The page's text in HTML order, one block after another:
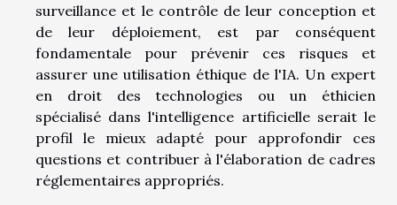
surveillance et le contrôle de leur conception et
de leur déploiement, est par conséquent
fondamentale pour prévenir ces risques et
assurer une utilisation éthique de l'IA. Un expert
en droit des technologies ou un éthicien
spécialisé dans l'intelligence artificielle serait le
profil le mieux adapté pour approfondir ces
questions et contribuer à l'élaboration de cadres
réglementaires appropriés.